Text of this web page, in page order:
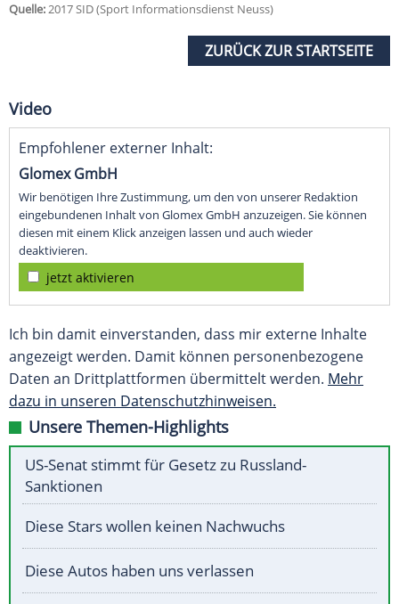
Quelle:2017 SID (Sport Informationsdienst Neuss)
ZURÜCK ZUR STARTSEITE
Video
Empfohlener externer Inhalt:
Glomex GmbH
Wir benötigen Ihre Zustimmung, um den von unserer Redaktion
eingebundenen Inhalt von Glomex GmbH anzuzeigen. Sie können
diesen mit einem Klick anzeigen lassen und auch wieder
deaktivieren.
jetzt aktivieren
Ich bin damit einverstanden, dass mir externe Inhalte
angezeigt werden. Damit können personenbezogene
Daten an Drittplattformen übermittelt werden. Mehr
dazu in unseren Datenschutzhinweisen.
Unsere Themen-Highlights
US-Senat stimmt für Gesetz zu Russland-
Sanktionen
Diese Stars wollen keinen Nachwuchs
Diese Autos haben uns verlassen